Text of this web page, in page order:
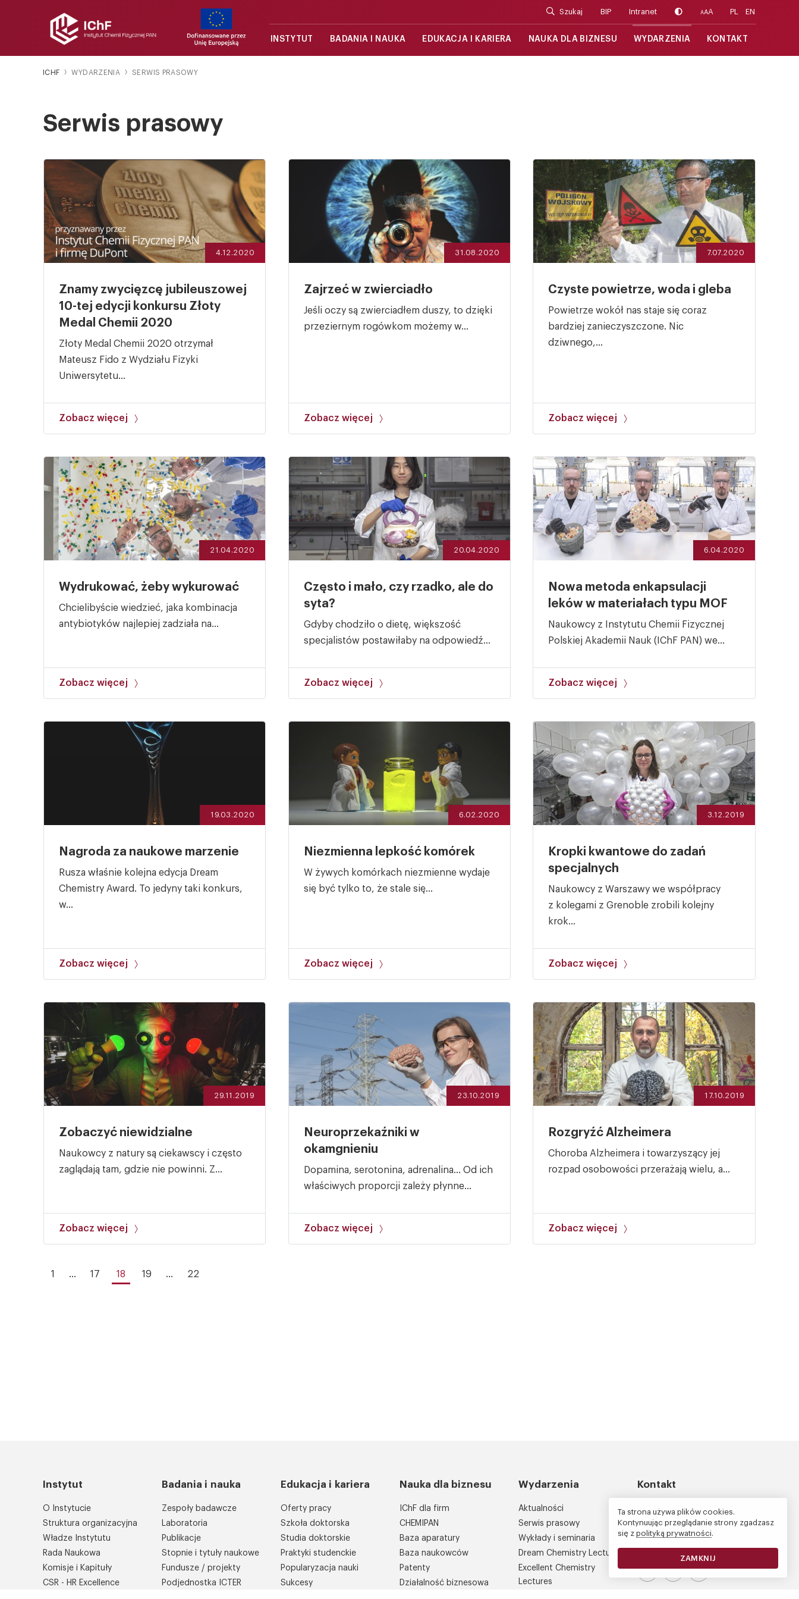
Szukaj BIP Intranet AAA PL EN
INSTYTUT BADANIA I NAUKA EDUKACJA I KARIERA NAUKA DLA BIZNESU WYDARZENIA KONTAKT
ICHF WYDARZENIA SERWIS PRASOWY
Serwis prasowy
4.12.2020
Znamy zwycięzcę jubileuszowej
10-tej edycji konkursu Złoty
Medal Chemii 2020
Złoty Medal Chemii 2020 otrzymał
Mateusz Fido z Wydziału Fizyki
Uniwersytetu...
Zobacz więcej
31.08.2020
Zajrzeć w zwierciadło
Jeśli oczy są zwierciadłem duszy, to dzięki
przeziernym rogówkom możemy w...
Zobacz więcej
7.07.2020
Czyste powietrze, woda i gleba
Powietrze wokół nas staje się coraz
bardziej zanieczyszczone. Nic
dziwnego,...
Zobacz więcej
21.04.2020
Wydrukować, żeby wykurować
Chcielibyście wiedzieć, jaka kombinacja
antybiotyków najlepiej zadziała na...
Zobacz więcej
20.04.2020
Często i mało, czy rzadko, ale do
syta?
Gdyby chodziło o dietę, większość
specjalistów postawiłaby na odpowiedź...
Zobacz więcej
6.04.2020
Nowa metoda enkapsulacji
leków w materiałach typu MOF
Naukowcy z Instytutu Chemii Fizycznej
Polskiej Akademii Nauk (IChF PAN) we...
Zobacz więcej
19.03.2020
Nagroda za naukowe marzenie
Rusza właśnie kolejna edycja Dream
Chemistry Award. To jedyny taki konkurs,
w...
Zobacz więcej
6.02.2020
Niezmienna lepkość komórek
W żywych komórkach niezmienne wydaje
się być tylko to, że stale się...
Zobacz więcej
3.12.2019
Kropki kwantowe do zadań
specjalnych
Naukowcy z Warszawy we współpracy
z kolegami z Grenoble zrobili kolejny
krok...
Zobacz więcej
29.11.2019
Zobaczyć niewidzialne
Naukowcy z natury są ciekawscy i często
zaglądają tam, gdzie nie powinni. Z...
Zobacz więcej
23.10.2019
Neuroprzekaźniki w
okamgnieniu
Dopamina, serotonina, adrenalina… Od ich
właściwych proporcji zależy płynne...
Zobacz więcej
17.10.2019
Rozgryźć Alzheimera
Choroba Alzheimera i towarzyszący jej
rozpad osobowości przerażają wielu, a...
Zobacz więcej
1 ... 17 18 19 ... 22
Instytut
O Instytucie
Struktura organizacyjna
Władze Instytutu
Rada Naukowa
Komisje i Kapituły
CSR - HR Excellence
Badania i nauka
Zespoły badawcze
Laboratoria
Publikacje
Stopnie i tytuły naukowe
Fundusze / projekty
Podjednostka ICTER
Edukacja i kariera
Oferty pracy
Szkoła doktorska
Studia doktorskie
Praktyki studenckie
Popularyzacja nauki
Sukcesy
Nauka dla biznesu
IChF dla firm
CHEMIPAN
Baza aparatury
Baza naukowców
Patenty
Działalność biznesowa
Wydarzenia
Aktualności
Serwis prasowy
Wykłady i seminaria
Dream Chemistry Lectures
Excellent Chemistry
Lectures
Kontakt
Instytut Chemii Fizycznej PAN
Kasprzaka 44/52
01-224 Warszawa
Ta strona używa plików cookies.
Kontynuując przeglądanie strony zgadzasz
się z polityką prywatności.
ZAMKNIJ